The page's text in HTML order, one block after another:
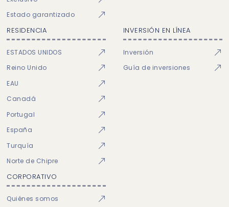
Estado garantizado
RESIDENCIA
ESTADOS UNIDOS
Reino Unido
EAU
Canadá
Portugal
España
Turquía
Norte de Chipre
INVERSIÓN EN LÍNEA
Inversión
Guía de inversiones
CORPORATIVO
Quiénes somos